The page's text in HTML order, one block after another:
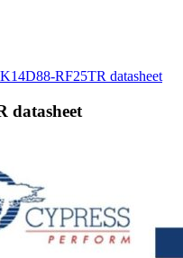
RF25TR datasheet
datasheet